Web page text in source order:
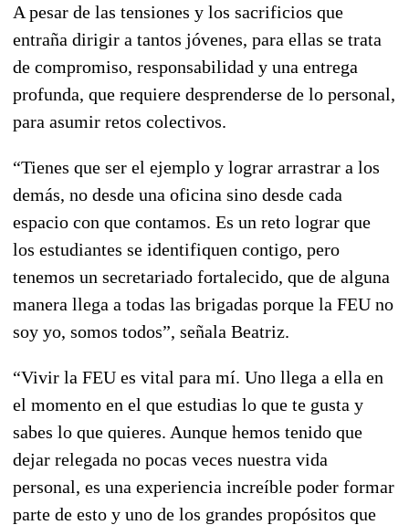
A pesar de las tensiones y los sacrificios que
entraña dirigir a tantos jóvenes, para ellas se trata
de compromiso, responsabilidad y una entrega
profunda, que requiere desprenderse de lo personal,
para asumir retos colectivos.
“Tienes que ser el ejemplo y lograr arrastrar a los
demás, no desde una oficina sino desde cada
espacio con que contamos. Es un reto lograr que
los estudiantes se identifiquen contigo, pero
tenemos un secretariado fortalecido, que de alguna
manera llega a todas las brigadas porque la FEU no
soy yo, somos todos”, señala Beatriz.
“Vivir la FEU es vital para mí. Uno llega a ella en
el momento en el que estudias lo que te gusta y
sabes lo que quieres. Aunque hemos tenido que
dejar relegada no pocas veces nuestra vida
personal, es una experiencia increíble poder formar
parte de esto y uno de los grandes propósitos que